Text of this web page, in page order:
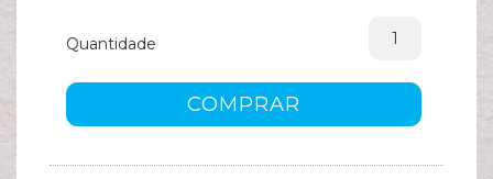
Quantidade
COMPRAR